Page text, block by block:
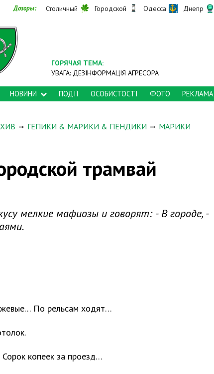
Дозоры: Столичный Городской Одесса Днепр
ГОРЯЧАЯ ТЕМА:
УВАГА: ДЕЗІНФОРМАЦІЯ АГРЕСОРА
НОВИНИ ПОДІЇ ОСОБИСТОСТІ ФОТО РЕКЛАМА
ГЕПИКИ & МАРИКИ & ПЕНДИКИ МАРИКИ
трамвай
мелкие мафиозы и говорят: - В городе, -
По рельсам ходят…
копеек за проезд…